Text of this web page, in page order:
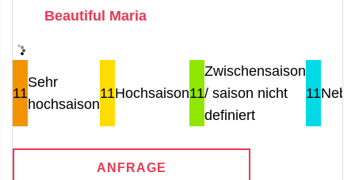
Beautiful Maria
11
Sehr
hochsaison
11Hochsaison11
Zwischensaison
/ saison nicht
definiert
11
ANFRAGE